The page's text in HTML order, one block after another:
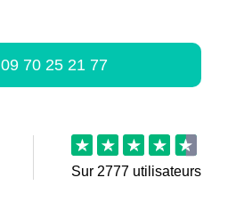
09 70 25 21 77
Sur 2777 utilisateurs